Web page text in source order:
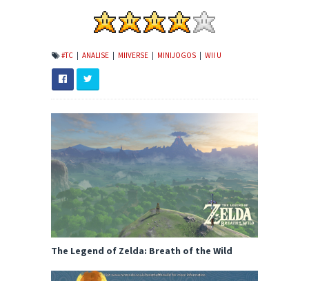
#TC ANALISE MIIVERSE MINIJOGOS WII U
The Legend of Zelda: Breath of the Wild